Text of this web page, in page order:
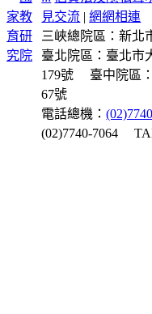
見交流 |網網相連
三峽總院區：新北
臺北院區：臺北市
179號
臺中院區
67號
電話總機：
(02)7740-7064